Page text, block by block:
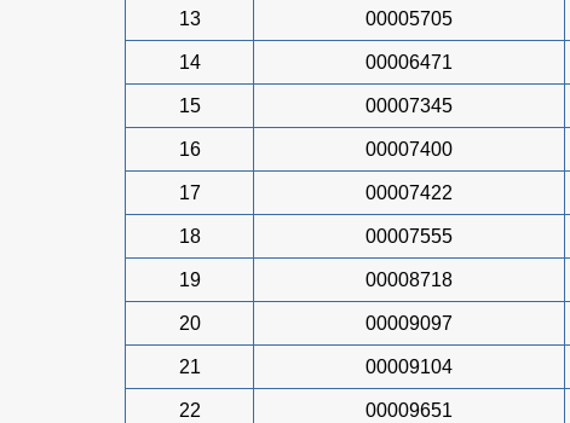
13 00005705
14 00006471
15 00007345
16 00007400
17 00007422
18 00007555
19 00008718
20 00009097
21 00009104
22 00009651